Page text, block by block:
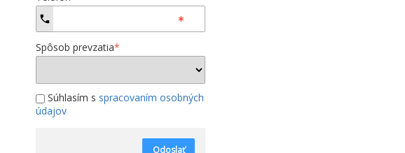
Spôsob prevzatia*
Súhlasím s spracovaním osobných
údajov
Odoslať